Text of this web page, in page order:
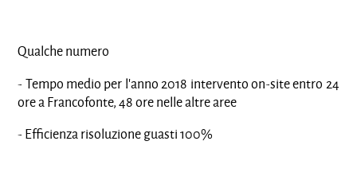
Qualche numero
- Tempo medio per l'anno 2018 intervento on-site entro 24
ore a Francofonte, 48 ore nelle altre aree
- Efficienza risoluzione guasti 100%